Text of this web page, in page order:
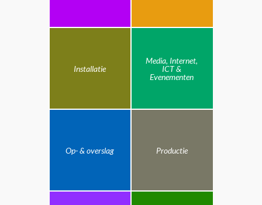
Installatie
Media, Internet,
ICT &
Evenementen
Op- & overslag Productie